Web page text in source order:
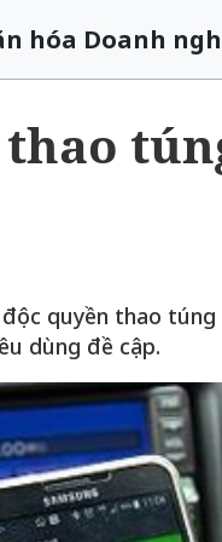
hóa Doanh
độc quyền thao
dùng đề cập.